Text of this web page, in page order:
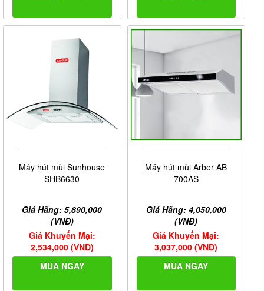
Máy hút mùi Sunhouse
SHB6630
Giá Hãng: 5,890,000
(VNĐ)
Giá Khuyến Mại:
2,534,000 (VNĐ)
MUA NGAY
Máy hút mùi Arber AB
700AS
Giá Hãng: 4,050,000
(VNĐ)
Giá Khuyến Mại:
3,037,000 (VNĐ)
MUA NGAY